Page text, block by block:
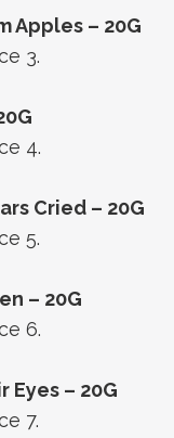
Apples – 20G
3.
4.
Cried – 20G
5.
– 20G
6.
Eyes – 20G
7.